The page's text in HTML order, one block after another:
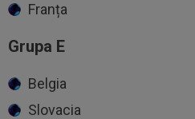
Franța
Grupa E
Belgia
Slovacia